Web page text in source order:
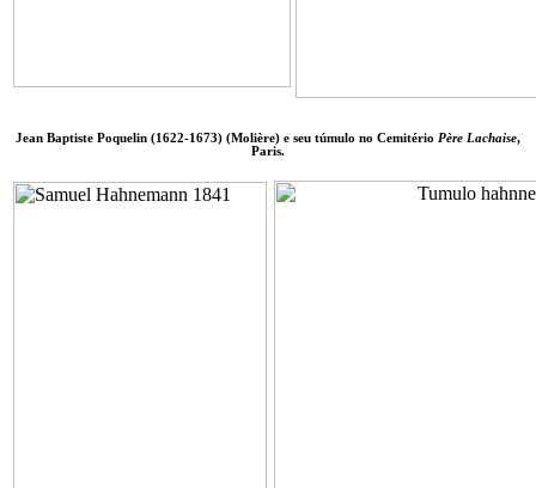
Jean Baptiste Poquelin (1622-1673) (Molière) e seu túmulo no Cemitério Père Lachaise,
Paris.